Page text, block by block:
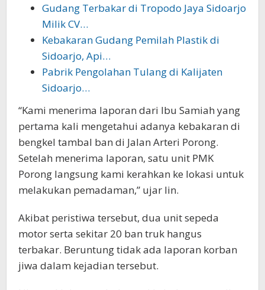
Gudang Terbakar di Tropodo Jaya Sidoarjo
Milik CV…
Kebakaran Gudang Pemilah Plastik di
Sidoarjo, Api…
Pabrik Pengolahan Tulang di Kalijaten
Sidoarjo…
“Kami menerima laporan dari Ibu Samiah yang
pertama kali mengetahui adanya kebakaran di
bengkel tambal ban di Jalan Arteri Porong.
Setelah menerima laporan, satu unit PMK
Porong langsung kami kerahkan ke lokasi untuk
melakukan pemadaman,” ujar Iin.
Akibat peristiwa tersebut, dua unit sepeda
motor serta sekitar 20 ban truk hangus
terbakar. Beruntung tidak ada laporan korban
jiwa dalam kejadian tersebut.